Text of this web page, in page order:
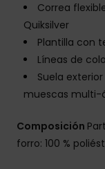
Correa
Quiksilver
Plantilla con
Líneas de
Suela
muescas multi-
Composición
forro: 100 %